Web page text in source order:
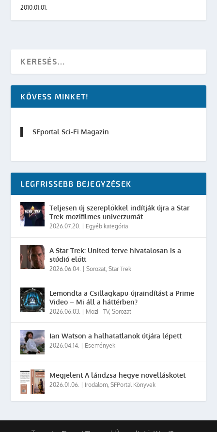
2010.01.01.
KÖVESS MINKET!
SFportal Sci-Fi Magazin
LEGFRISSEBB BEJEGYZÉSEK
Teljesen új szereplőkkel indítják újra a Star
Trek mozifilmes univerzumát
2026.07.20. Egyéb kategória
A Star Trek: United terve hivatalosan is a
stúdió előtt
2026.06.04. |Sorozat ,Star Trek
Lemondta a Csillagkapu-újraindítást a Prime
Video – Mi áll a háttérben?
2026.06.03. Mozi - TV,Sorozat
Ian Watson a halhatatlanok útjára lépett
2026.04.14. Események
Megjelent A lándzsa hegye novelláskötet
2026.01.06. Irodalom ,SFPortal Könyvek